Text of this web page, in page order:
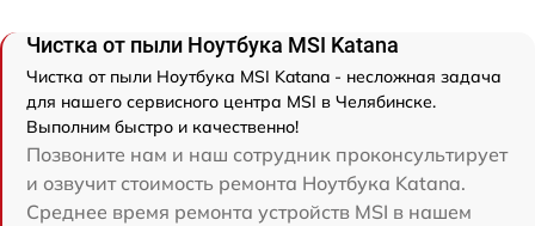
Чистка от пыли Ноутбука MSI Katana
Чистка от пыли Ноутбука MSI Katana - несложная задача
для нашего сервисного центра MSI в Челябинске.
Выполним быстро и качественно!
Позвоните нам и наш сотрудник проконсультирует
и озвучит стоимость ремонта Ноутбука Katana.
Среднее время ремонта устройств MSI в нашем